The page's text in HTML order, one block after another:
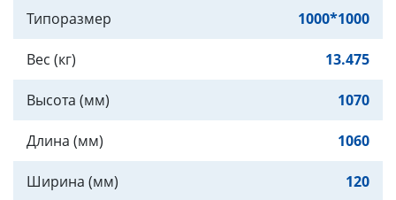
Типоразмер 1000*1000
Вес (кг) 13.475
Высота (мм) 1070
Длина (мм) 1060
Ширина (мм) 120